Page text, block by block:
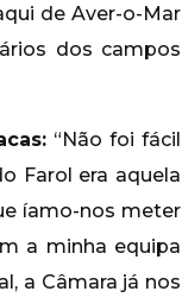
de Aver-o-Mar
dos campos
“Não foi fácil
Farol era aquela
íamo-nos meter
a minha equipa
a Câmara já nos